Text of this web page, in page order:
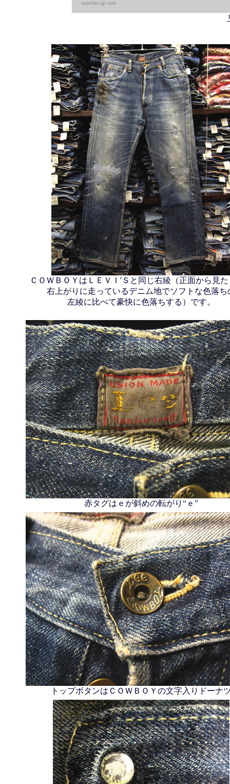
marvins-jp.com
ＣＯＷＢＯＹはＬＥＶＩ'Ｓと同じ右綾（正面から見
右上がりに走っているデニム地でソフトな色落ち
左綾に比べて豪快に色落ちする）です。
赤タグはｅが斜めの転がり“ｅ”
トップボタンはＣＯＷＢＯＹの文字入りドーナ